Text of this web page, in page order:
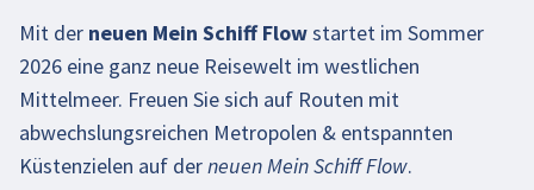
Mit der neuen Mein Schiff Flowstartet im Sommer
2026 eine ganz neue Reisewelt im westlichen
Mittelmeer. Freuen Sie sich auf Routen mit
abwechslungsreichen Metropolen & entspannten
Küstenzielen auf derneuen Mein Schiff Flow.